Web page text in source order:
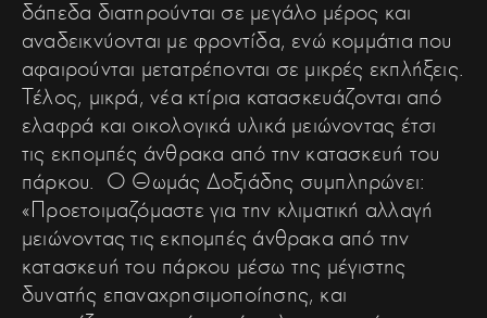
δάπεδα διατηρούνται σε μεγάλο μέρος και
αναδεικνύονται με φροντίδα, ενώ κομμάτια που
αφαιρούνται μετατρέπονται σε μικρές εκπλήξεις.
Τέλος, μικρά, νέα κτίρια κατασκευάζονται από
ελαφρά και οικολογικά υλικά μειώνοντας έτσι
τις εκπομπές άνθρακα από την κατασκευή του
πάρκου. Ο Θωμάς Δοξιάδης συμπληρώνει:
«Προετοιμαζόμαστε για την κλιματική αλλαγή
μειώνοντας τις εκπομπές άνθρακα από την
κατασκευή του πάρκου μέσω της μέγιστης
δυνατής επαναχρησιμοποίησης, και